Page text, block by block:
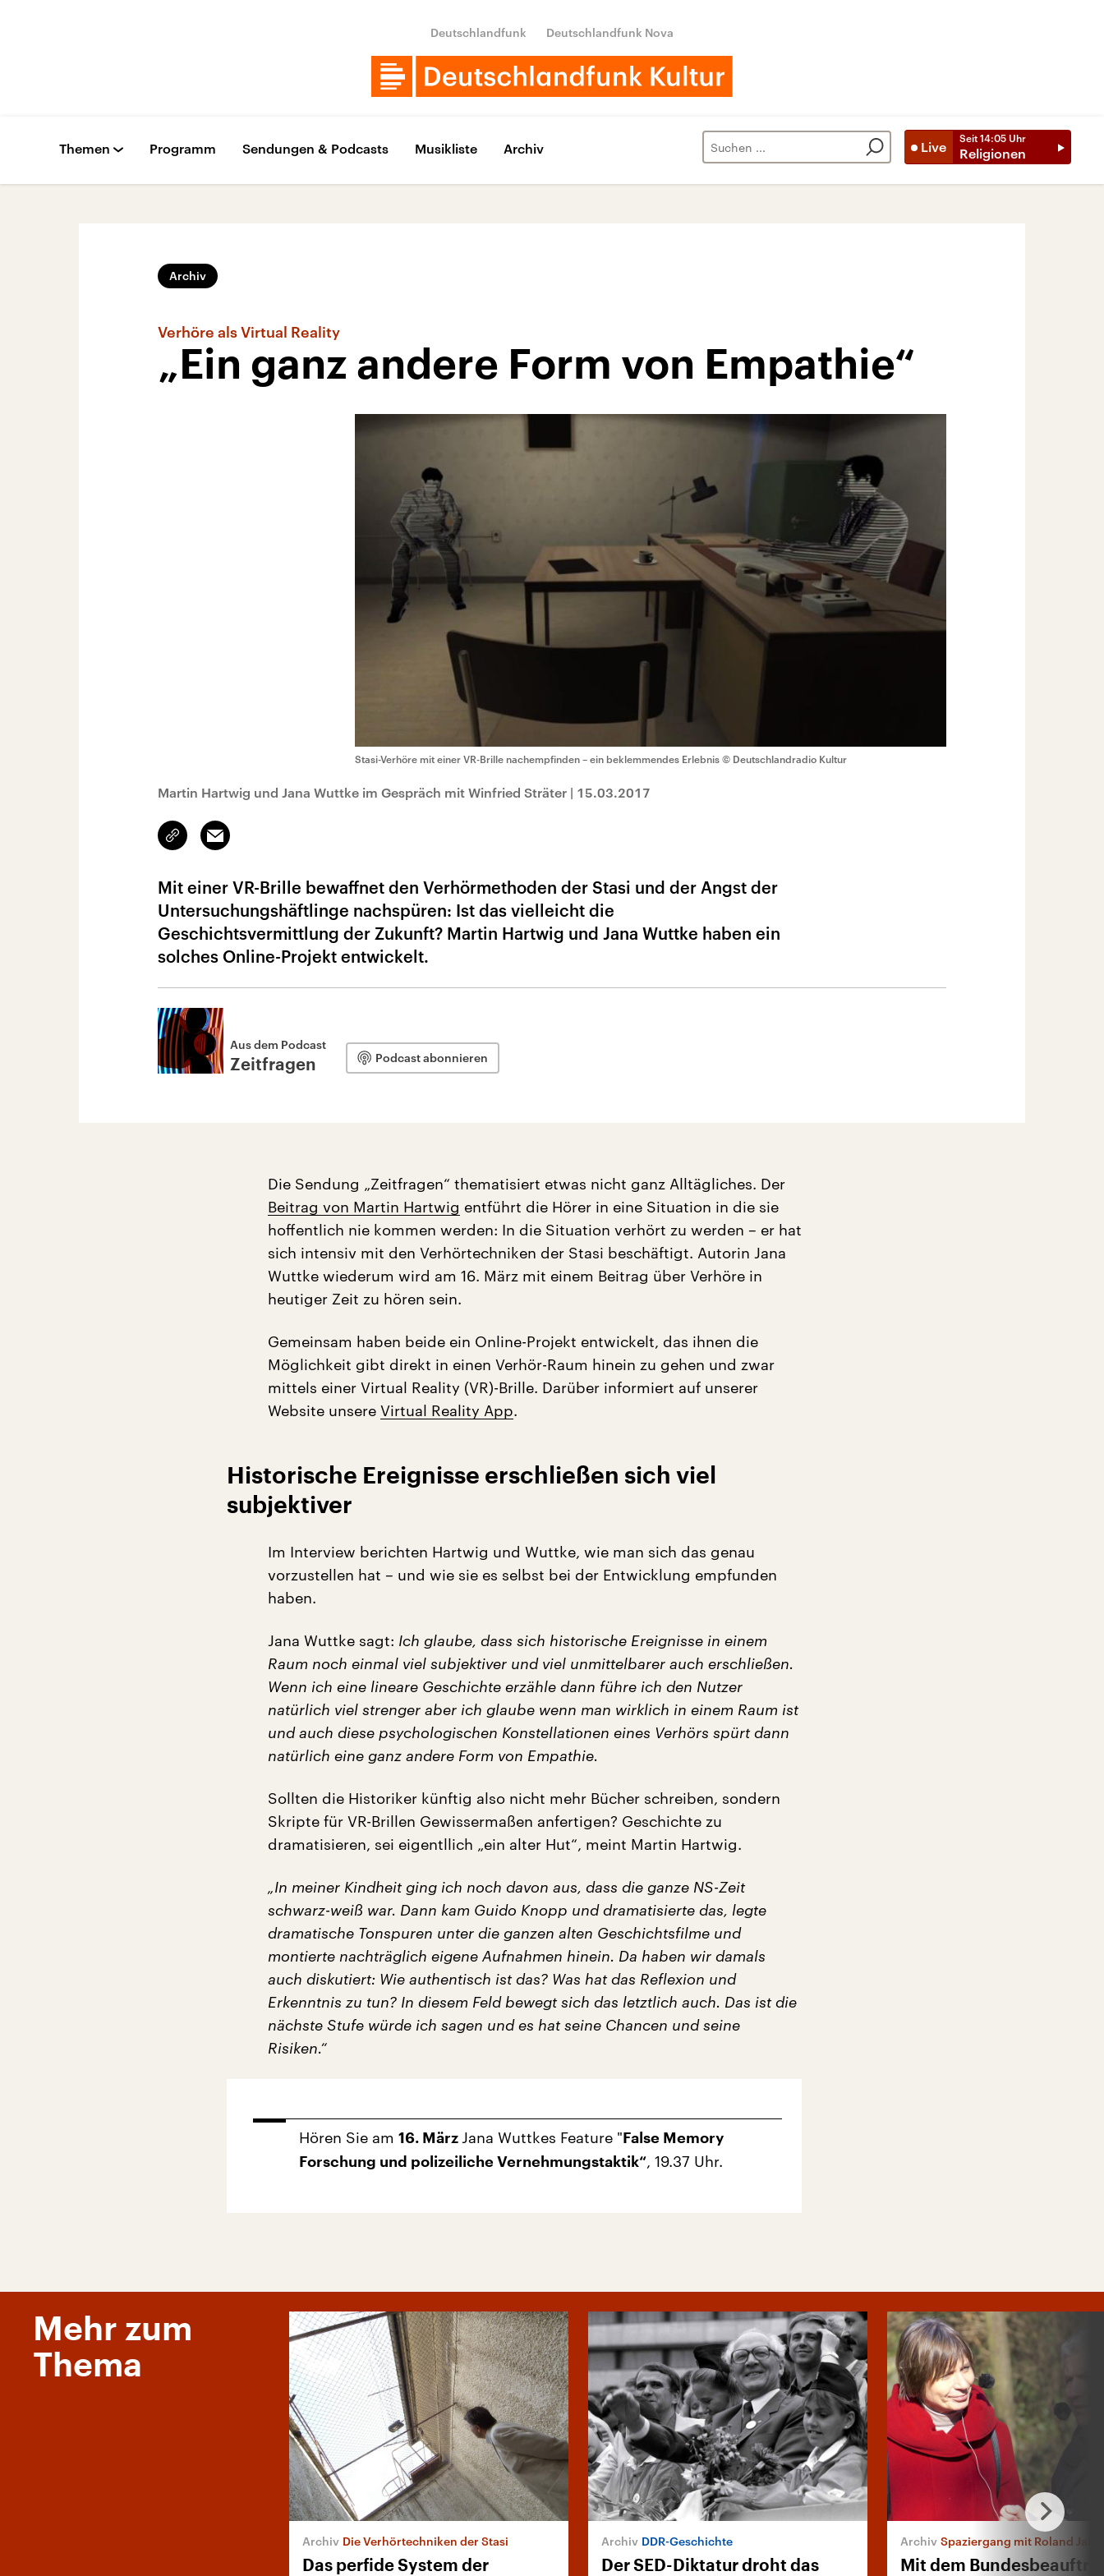
Deutschlandfunk Deutschlandfunk Nova
Live
Seit 14:05 Uhr
Religionen
Themen Programm Sendungen & Podcasts Musikliste Archiv
Archiv
Verhöre als Virtual Reality
„Ein ganz andere Form von Empathie“
Stasi-Verhöre mit einer VR-Brille nachempfinden – ein beklemmendes Erlebnis © Deutschlandradio Kultur
Martin Hartwig und Jana Wuttke im Gespräch mit Winfried Sträter | 15.03.2017
Link
kopieren/teilen
Email
Mit einer VR-Brille bewaffnet den Verhörmethoden der Stasi und der Angst der
Untersuchungshäftlinge nachspüren: Ist das vielleicht die
Geschichtsvermittlung der Zukunft? Martin Hartwig und Jana Wuttke haben ein
solches Online-Projekt entwickelt.
Aus dem Podcast
Zeitfragen Podcast abonnieren
Die Sendung „Zeitfragen“ thematisiert etwas nicht ganz Alltägliches. Der
Beitrag von Martin Hartwig entführt die Hörer in eine Situation in die sie
hoffentlich nie kommen werden: In die Situation verhört zu werden – er hat
sich intensiv mit den Verhörtechniken der Stasi beschäftigt. Autorin Jana
Wuttke wiederum wird am 16. März mit einem Beitrag über Verhöre in
heutiger Zeit zu hören sein.
Gemeinsam haben beide ein Online-Projekt entwickelt, das ihnen die
Möglichkeit gibt direkt in einen Verhör-Raum hinein zu gehen und zwar
mittels einer Virtual Reality (VR)-Brille. Darüber informiert auf unserer
Website unsere Virtual Reality App.
Historische Ereignisse erschließen sich viel
subjektiver
Im Interview berichten Hartwig und Wuttke, wie man sich das genau
vorzustellen hat – und wie sie es selbst bei der Entwicklung empfunden
haben.
Jana Wuttke sagt: Ich glaube, dass sich historische Ereignisse in einem
Raum noch einmal viel subjektiver und viel unmittelbarer auch erschließen.
Wenn ich eine lineare Geschichte erzähle dann führe ich den Nutzer
natürlich viel strenger aber ich glaube wenn man wirklich in einem Raum ist
und auch diese psychologischen Konstellationen eines Verhörs spürt dann
natürlich eine ganz andere Form von Empathie.
Sollten die Historiker künftig also nicht mehr Bücher schreiben, sondern
Skripte für VR-Brillen Gewissermaßen anfertigen? Geschichte zu
dramatisieren, sei eigentllich „ein alter Hut“, meint Martin Hartwig.
„In meiner Kindheit ging ich noch davon aus, dass die ganze NS-Zeit
schwarz-weiß war. Dann kam Guido Knopp und dramatisierte das, legte
dramatische Tonspuren unter die ganzen alten Geschichtsfilme und
montierte nachträglich eigene Aufnahmen hinein. Da haben wir damals
auch diskutiert: Wie authentisch ist das? Was hat das Reflexion und
Erkenntnis zu tun? In diesem Feld bewegt sich das letztlich auch. Das ist die
nächste Stufe würde ich sagen und es hat seine Chancen und seine
Risiken.“
Hören Sie am 16. März Jana Wuttkes Feature " False Memory
Forschung und polizeiliche Vernehmungstaktik“, 19.37 Uhr.
Mehr zum
Thema
Die Verhörtechniken der Stasi
Das perfide System der
DDR-Geschichte
Der SED-Diktatur droht das
Spaziergang mit Roland Jahn
Mit dem